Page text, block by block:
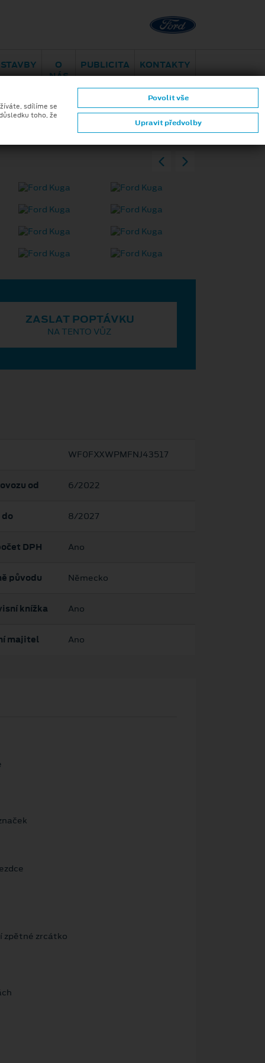
Brno - Maloměřice
O
NÁS
PUBLICITA KONTAKTY
ZPĚT
ZASLAT POPTÁVKU
NA TENTO VŮZ
WF0FXXWPMFNJ43517
od 6/2022
do 8/2027
DPH Ano
původu Německo
knížka Ano
majitel Ano
zrcátko
sdílíme se
toho, že
Upravit předvolby
Povolit vše